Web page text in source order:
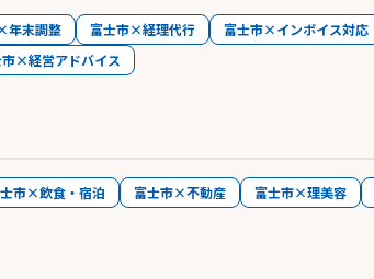
年末調整 富士市×経理代行 富士市×インボイス対応
×経営アドバイス
市×飲食・宿泊 富士市×不動産 富士市×理美容